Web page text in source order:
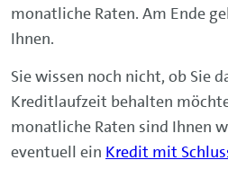
monatliche Raten. Am Ende
Ihnen.
Sie wissen noch nicht, ob Sie
Kreditlaufzeit behalten
monatliche Raten sind Ihnen
eventuell ein Kredit mit